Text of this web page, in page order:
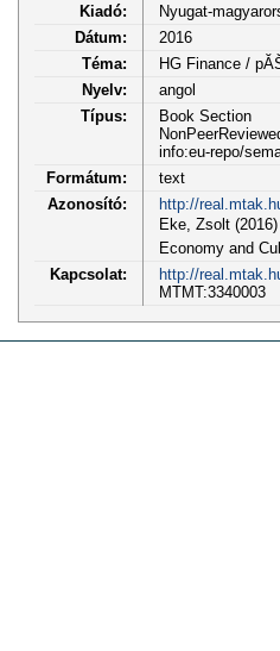
Kiadó:
Nyugat-
Dátum:
2016
Téma:
HG Finance /
Nyelv:
angol
Típus:
Book Section
info:eu-repo/
Formátum:
text
Azonosító:
http://
Eke, Zsolt
Economy and
Kapcsolat:
http://
MTMT:3340003